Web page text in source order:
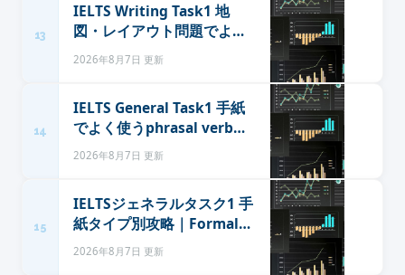
13
IELTS Writing Task1 地
図・レイアウト問題でよく
使う表現まとめ｜位置関
係・変化を表す動詞・語彙
2026年8月7日 更新
14
IELTS General Task1 手紙
でよく使うphrasal verb集
｜場面別・フォーマル度別
2026年8月7日 更新
15
IELTSジェネラルタスク1 手
紙タイプ別攻略｜Formal・
Semi-formal・Informalの
2026年8月7日 更新